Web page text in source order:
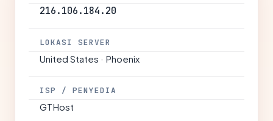
216.106.184.20
LOKASI SERVER
United States · Phoenix
ISP / PENYEDIA
GTHost